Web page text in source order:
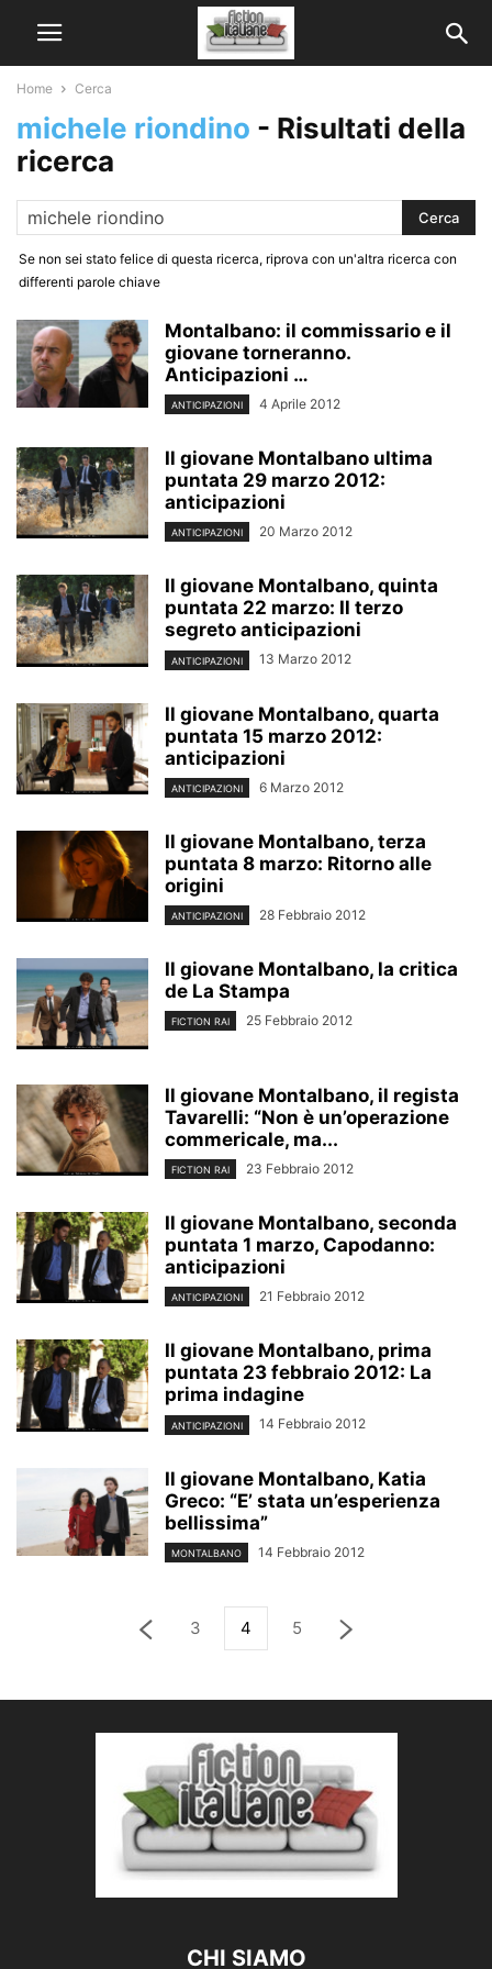
Home Cerca
michele riondino - Risultati della
ricerca
Se non sei stato felice di questa ricerca, riprova con un'altra ricerca con
differenti parole chiave
Montalbano: il commissario e il
giovane torneranno.
Anticipazioni …
ANTICIPAZIONI 4 Aprile 2012
Il giovane Montalbano ultima
puntata 29 marzo 2012:
anticipazioni
ANTICIPAZIONI 20 Marzo 2012
Il giovane Montalbano, quinta
puntata 22 marzo: Il terzo
segreto anticipazioni
ANTICIPAZIONI 13 Marzo 2012
Il giovane Montalbano, quarta
puntata 15 marzo 2012:
anticipazioni
ANTICIPAZIONI 6 Marzo 2012
Il giovane Montalbano, terza
puntata 8 marzo: Ritorno alle
origini
ANTICIPAZIONI 28 Febbraio 2012
Il giovane Montalbano, la critica
de La Stampa
FICTION RAI 25 Febbraio 2012
Il giovane Montalbano, il regista
Tavarelli: “Non è un’operazione
commericale, ma...
FICTION RAI 23 Febbraio 2012
Il giovane Montalbano, seconda
puntata 1 marzo, Capodanno:
anticipazioni
ANTICIPAZIONI 21 Febbraio 2012
Il giovane Montalbano, prima
puntata 23 febbraio 2012: La
prima indagine
ANTICIPAZIONI 14 Febbraio 2012
Il giovane Montalbano, Katia
Greco: “E’ stata un’esperienza
bellissima”
MONTALBANO 14 Febbraio 2012
3 4 5
CHI SIAMO